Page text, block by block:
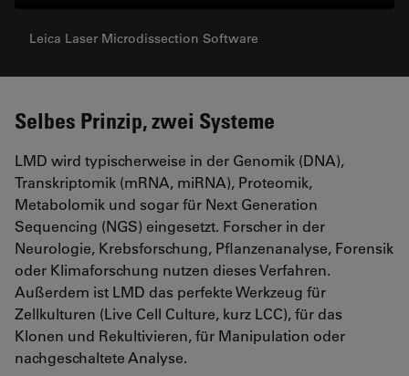
Leica Laser Microdissection Software
Selbes Prinzip, zwei Systeme
LMD wird typischerweise in der Genomik (DNA),
Transkriptomik (mRNA, miRNA), Proteomik,
Metabolomik und sogar für Next Generation
Sequencing (NGS) eingesetzt. Forscher in der
Neurologie, Krebsforschung, Pflanzenanalyse, Forensik
oder Klimaforschung nutzen dieses Verfahren.
Außerdem ist LMD das perfekte Werkzeug für
Zellkulturen (Live Cell Culture, kurz LCC), für das
Klonen und Rekultivieren, für Manipulation oder
nachgeschaltete Analyse.